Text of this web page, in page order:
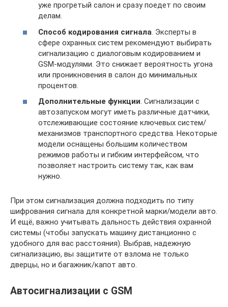
уже прогретый салон и сразу поедет по своим
делам.
Способ кодирования сигнала. Эксперты в
сфере охранных систем рекомендуют выбирать
сигнализацию с диалоговым кодированием и
GSM-модулями. Это снижает вероятность угона
или проникновения в салон до минимальных
процентов.
Дополнительные функции. Сигнализации с
автозапуском могут иметь различные датчики,
отслеживающие состояние ключевых систем/
механизмов транспортного средства. Некоторые
модели оснащены большим количеством
режимов работы и гибким интерфейсом, что
позволяет настроить систему так, как вам
нужно.
При этом сигнализация должна подходить по типу
шифрования сигнала для конкретной марки/модели авто.
И ещё, важно учитывать дальность действия охранной
системы (чтобы запускать машину дистанционно с
удобного для вас расстояния). Выбрав, надежную
сигнализацию, вы защитите от взлома не только
дверцы, но и багажник/капот авто.
Автосигнализации с GSM